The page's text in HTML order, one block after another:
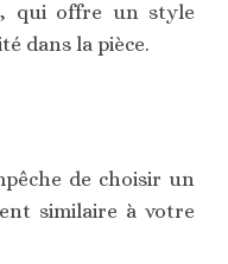
qui offre un style
dans la pièce.
de choisir un
similaire à votre